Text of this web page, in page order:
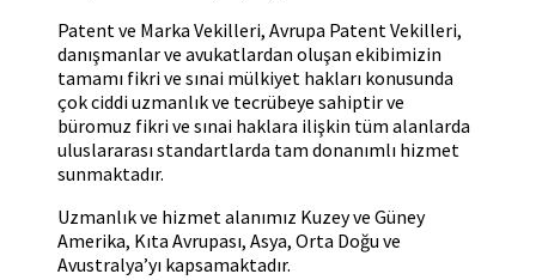
Patent ve Marka Vekilleri, Avrupa Patent Vekilleri,
danışmanlar ve avukatlardan oluşan ekibimizin
tamamı fikri ve sınai mülkiyet hakları konusunda
çok ciddi uzmanlık ve tecrübeye sahiptir ve
büromuz fikri ve sınai haklara ilişkin tüm alanlarda
uluslararası standartlarda tam donanımlı hizmet
sunmaktadır.
Uzmanlık ve hizmet alanımız Kuzey ve Güney
Amerika, Kıta Avrupası, Asya, Orta Doğu ve
Avustralya’yı kapsamaktadır.